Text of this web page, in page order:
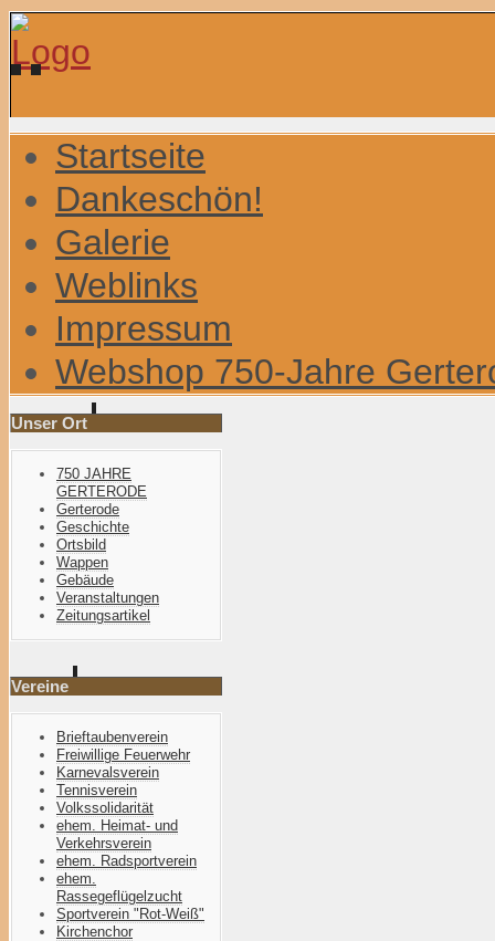
Startseite
Dankeschön!
Galerie
Weblinks
Impressum
Webshop 750-Jahre
Unser Ort
750 JAHRE
GERTERODE
Gerterode
Geschichte
Ortsbild
Wappen
Gebäude
Veranstaltungen
Zeitungsartikel
Vereine
Brieftaubenverein
Freiwillige Feuerwehr
Karnevalsverein
Tennisverein
Volkssolidarität
ehem. Heimat- und
Verkehrsverein
ehem. Radsportverein
ehem.
Rassegeflügelzucht
Sportverein "Rot-Weiß"
Kirchenchor